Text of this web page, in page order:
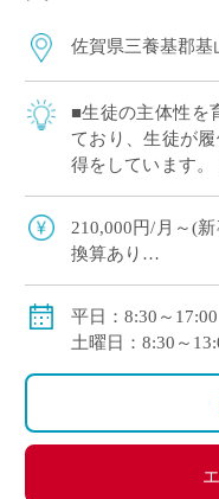
佐賀県三養基郡基
■生徒の主体性を
ており、生徒が
得をしています
サポートをして
210,000円/月～(
換算あり
手当：
交通費全額支給
平日：8:30～17:00
土曜日：8:30～
土曜日はイベン